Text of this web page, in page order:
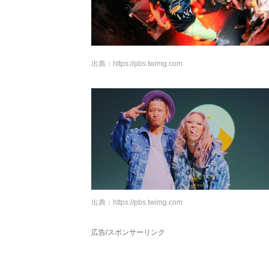
出典： https://pbs.twimg.com
出典： https://pbs.twimg.com
広告/スポンサーリンク